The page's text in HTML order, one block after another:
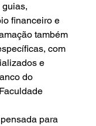
guias,
financeiro e
também
com
e
do
para